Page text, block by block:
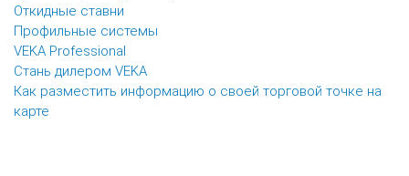
Откидные ставни
Профильные системы
VEKA Professional
Стань дилером VEKA
Как разместить информацию о своей торговой точке на
карте